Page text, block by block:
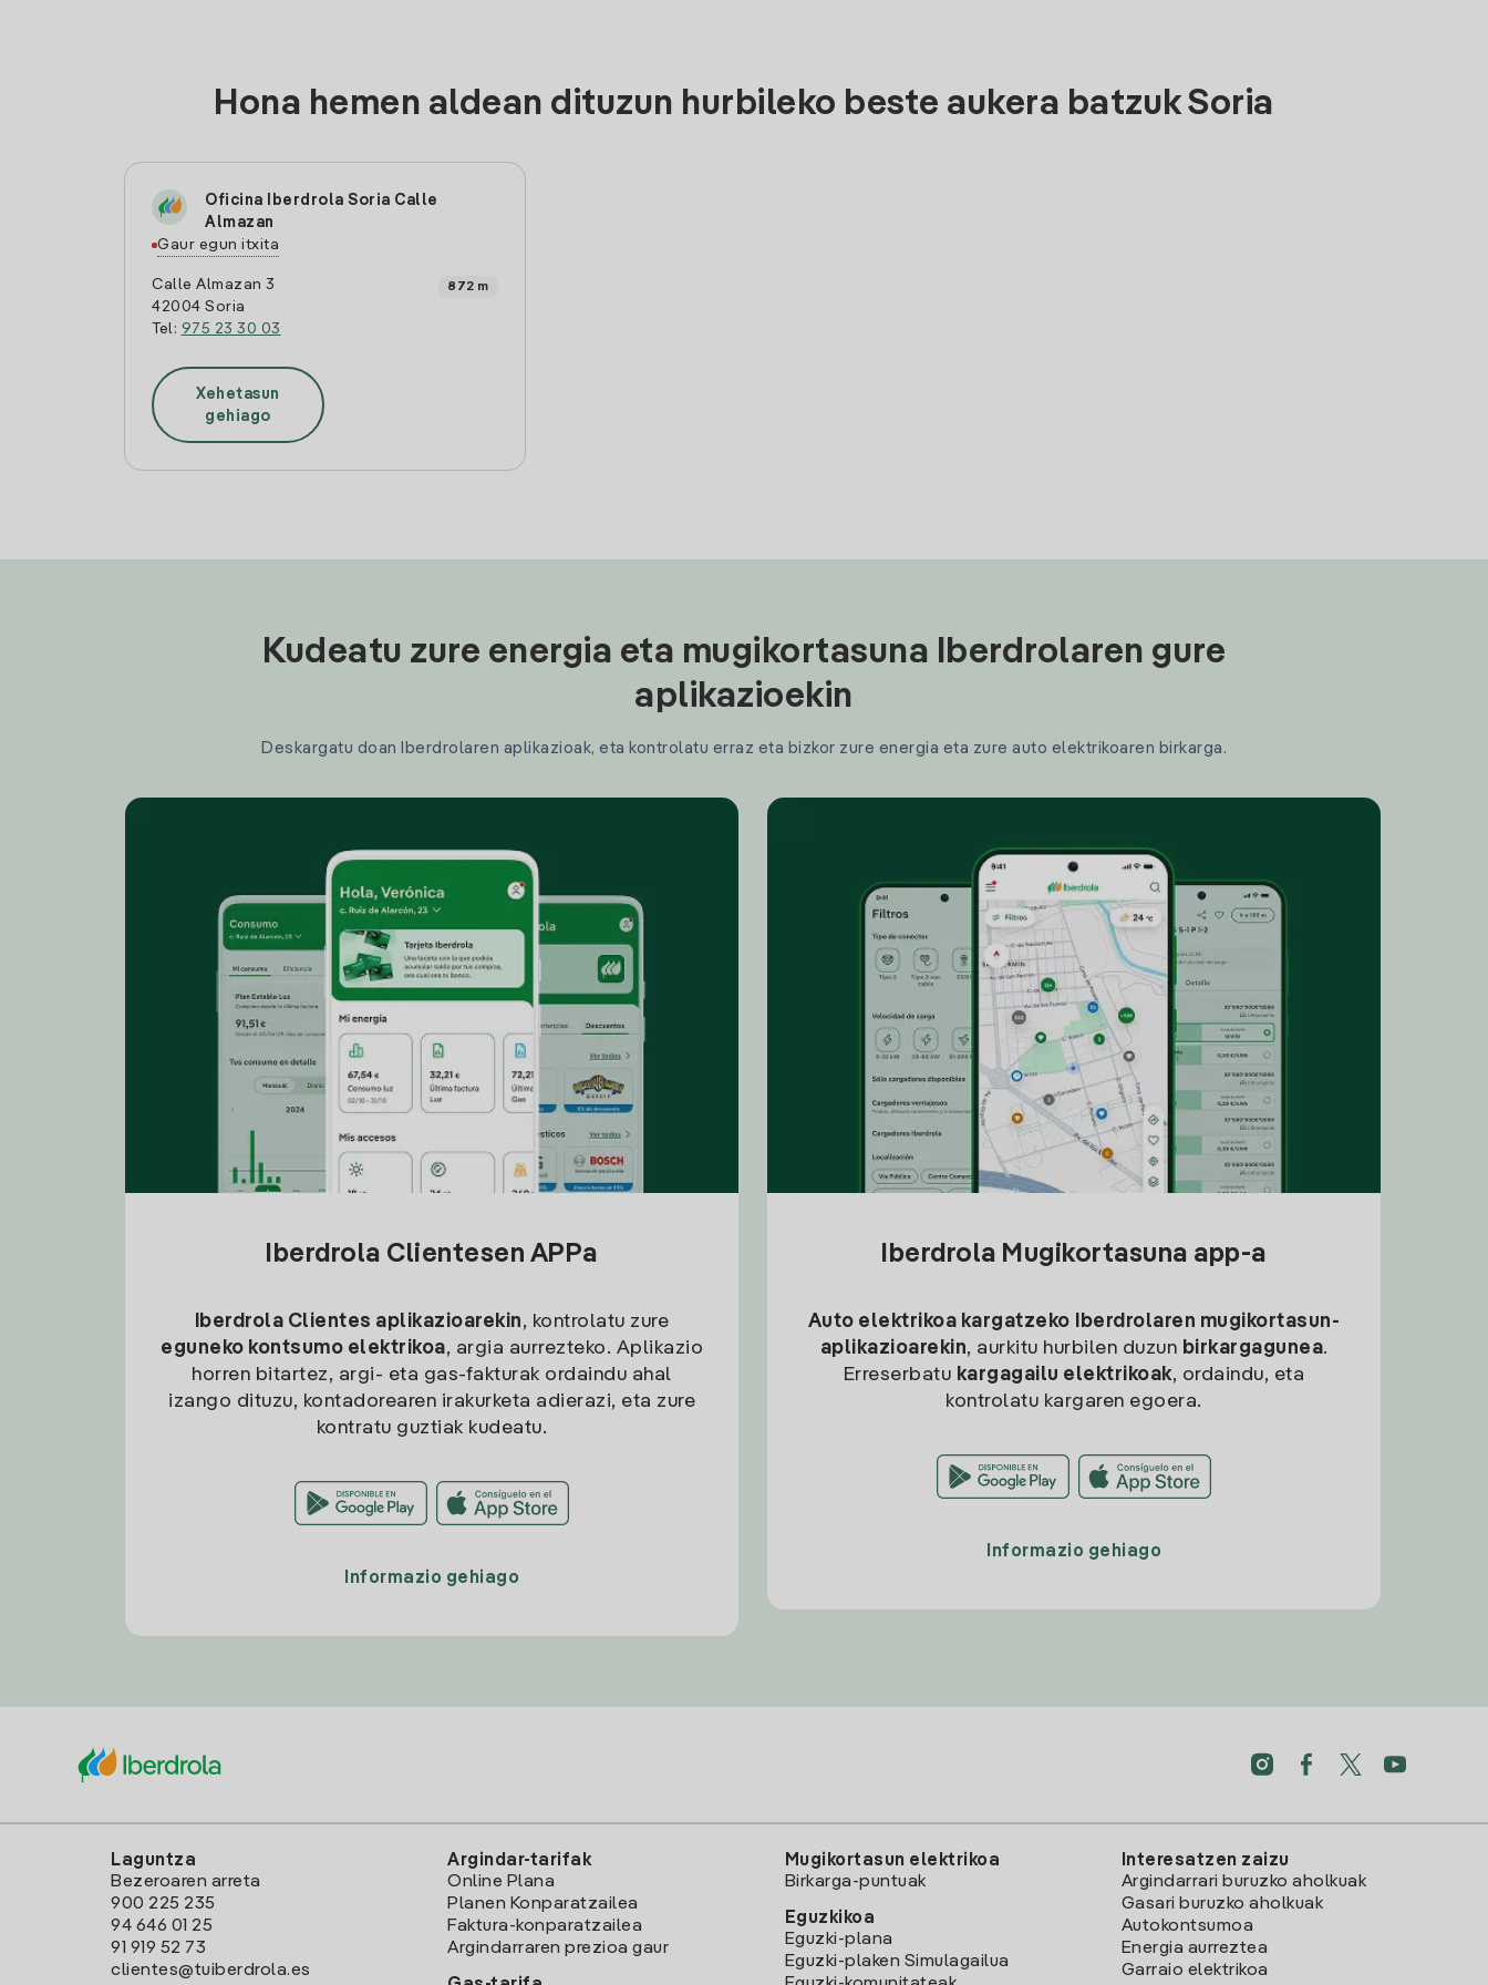
Hona hemen aldean dituzun hurbileko beste aukera batzuk Soria
Oficina Iberdrola Soria Calle
Almazan
Gaur egun itxita
Calle Almazan 3
42004 Soria
Tel: 975 23 30 03
872 m
Xehetasun
gehiago
Kudeatu zure energia eta mugikortasuna Iberdrolaren gure
aplikazioekin
Deskargatu doan Iberdrolaren aplikazioak, eta kontrolatu erraz eta bizkor zure energia eta zure auto elektrikoaren birkarga.
Iberdrola Clientesen APPa
Iberdrola Clientes aplikazioarekin, kontrolatu zure
eguneko kontsumo elektrikoa, argia aurrezteko. Aplikazio
horren bitartez, argi- eta gas-fakturak ordaindu ahal
izango dituzu, kontadorearen irakurketa adierazi, eta zure
kontratu guztiak kudeatu.
Informazio gehiago
Iberdrola Mugikortasuna app-a
Auto elektrikoa kargatzeko
Iberdrolaren mugikortasun-
aplikazioarekin, aurkitu hurbilen duzun birkargagunea.
Erreserbatu kargagailu elektrikoak, ordaindu, eta
kontrolatu kargaren egoera.
Informazio gehiago
Laguntza
Bezeroaren arreta
900 225 235
94 646 01 25
91 919 52 73
clientes@tuiberdrola.es
Argindar-tarifak
Online Plana
Planen Konparatzailea
Faktura-konparatzailea
Argindarraren prezioa gaur
Mugikortasun elektrikoa
Birkarga-puntuak
Eguzkikoa
Eguzki-plana
Eguzki-plaken Simulagailua
Interesatzen zaizu
Argindarrari buruzko aholkuak
Gasari buruzko aholkuak
Autokontsumoa
Energia aurreztea
Garraio elektrikoa